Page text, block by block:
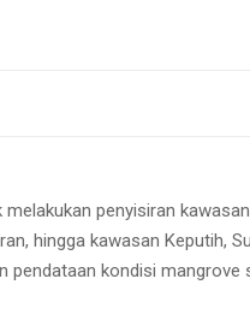
Ghoni Mukhlas Ni’am memimpin
melakukan penyisiran
hingga kawasan Keputih,
pendataan kondisi mangrove